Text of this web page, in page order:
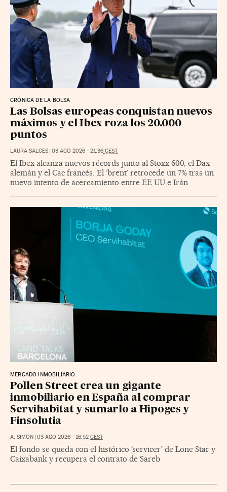
CRÓNICA DE LA BOLSA
Las Bolsas europeas conquistan nuevos
máximos y el Ibex roza los 20.000
puntos
LAURA SALCES | 03 AGO 2026 - 21:36 CEST
El Ibex alcanza nuevos récords junto al Stoxx 600, el Dax
alemán y el Cac francés. El ‘brent’ retrocede un 7% tras un
nuevo intento de acercamiento entre EE UU e Irán
MERCADO INMOBILIARIO
Pollen Street crea un gigante
inmobiliario en España al comprar
Servihabitat y sumarlo a Hipoges y
Finsolutia
A. SIMÓN | 03 AGO 2026 - 16:52 CEST
El fondo se queda con el histórico ‘servicer’ de Lone Star y
Caixabank y recupera el contrato de Sareb